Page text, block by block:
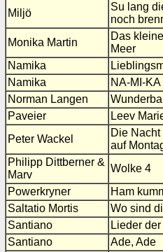
Miljö
Su lang
noch
Monika Martin
Das
Meer
Namika
Namika
NA-MI-KA
Norman Langen
Paveier
Leev
Peter Wackel
Die
auf
Philipp Dittberner &
Marv
Wolke 4
Powerkryner
Ham
Saltatio Mortis
Wo sind
Santiano
Lieder
Santiano
Ade, Ade